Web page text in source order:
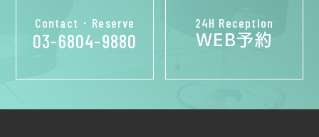
Contact・Reserve
03-6804-9880
24H Reception
WEB予約